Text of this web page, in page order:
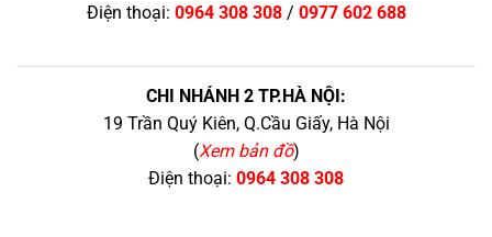
Điện thoại: 0964 308 308/ 0977 602 688
CHI NHÁNH 2 TP.HÀ NỘI:
19 Trần Quý Kiên, Q.Cầu Giấy, Hà Nội
(Xem bản đồ)
Điện thoại: 0964 308 308